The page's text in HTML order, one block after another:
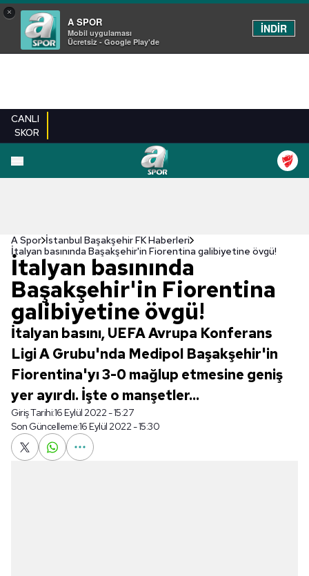
×
A SPOR
Mobil uygulaması
Ücretsiz - Google Play'de
İNDİR
CANLI
SKOR
A Spor İstanbul Başakşehir FK Haberleri
İtalyan basınında Başakşehir'in Fiorentina galibiyetine övgü!
İtalyan basınında
Başakşehir'in Fiorentina
galibiyetine övgü!
İtalyan basını, UEFA Avrupa Konferans
Ligi A Grubu'nda Medipol Başakşehir'in
Fiorentina'yı 3-0 mağlup etmesine geniş
yer ayırdı. İşte o manşetler...
Giriş Tarihi:16 Eylül 2022 - 15:27
Son Güncelleme:16 Eylül 2022 - 15:30